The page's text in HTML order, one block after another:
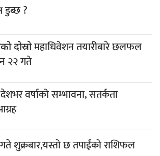
डुब्छ ?
दोस्रोमहाधिवेशन तयारीबारे छलफल
२२ गते
देशभर वर्षाको सम्भावना, सतर्कता
गते शुक्रबार,यस्तो छ तपाईंको राशिफल